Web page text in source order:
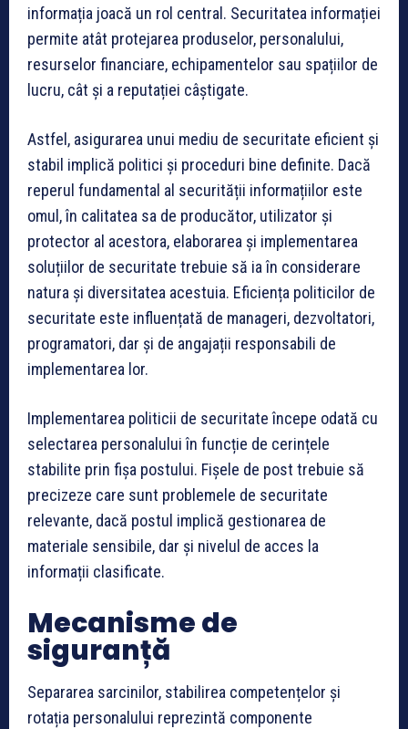
informația joacă un rol central. Securitatea informației
permite atât protejarea produselor, personalului,
resurselor financiare, echipamentelor sau spațiilor de
lucru, cât și a reputației câștigate.
Astfel, asigurarea unui mediu de securitate eficient și
stabil implică politici și proceduri bine definite. Dacă
reperul fundamental al securității informațiilor este
omul, în calitatea sa de producător, utilizator și
protector al acestora, elaborarea și implementarea
soluțiilor de securitate trebuie să ia în considerare
natura și diversitatea acestuia. Eficiența politicilor de
securitate este influențată de manageri, dezvoltatori,
programatori, dar și de angajații responsabili de
implementarea lor.
Implementarea politicii de securitate începe odată cu
selectarea personalului în funcție de cerințele
stabilite prin fișa postului. Fișele de post trebuie să
precizeze care sunt problemele de securitate
relevante, dacă postul implică gestionarea de
materiale sensibile, dar și nivelul de acces la
informații clasificate.
Mecanisme de
siguranță
Separarea sarcinilor, stabilirea competențelor și
rotația personalului reprezintă componente